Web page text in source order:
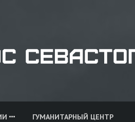
ГУМАНИТАРНЫЙ ЦЕНТР